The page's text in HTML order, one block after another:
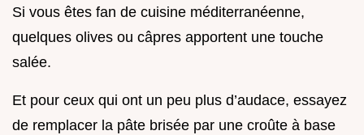
Si vous êtes fan de cuisine méditerranéenne,
quelques olives ou câpres apportent une touche
salée.
Et pour ceux qui ont un peu plus d’audace, essayez
de remplacer la pâte brisée par une croûte à base